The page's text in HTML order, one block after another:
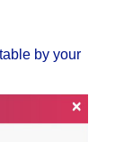
by your